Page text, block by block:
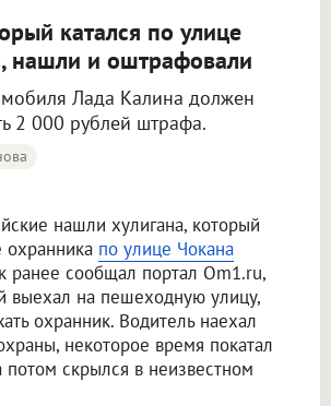
катался по улице
нашли и оштрафовали
Лада Калина должен
2 000 рублей штрафа.
нашли хулигана, который
охранника по улице Чокана
ранее сообщал портал Om1.ru,
выехал на пешеходную улицу,
охранник. Водитель наехал
некоторое время покатал
потом скрылся в неизвестном